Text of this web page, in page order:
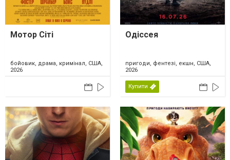
Мотор Сіті
бойовик, драма, кримінал, США,
2026
Одіссея
пригоди, фентезі, екшн, США,
2026
Купити